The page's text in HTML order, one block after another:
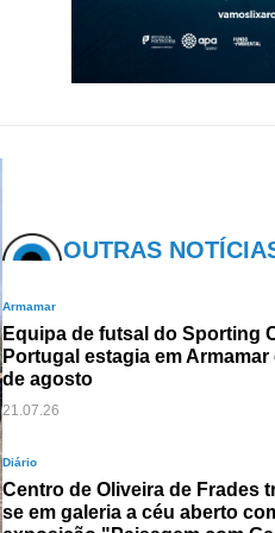
OUTRAS
Armamar
Equipa de futsal do Sporting
Portugal estagia em Armamar
de agosto
21.07.26
Diário
Centro de Oliveira de Frades
se em galeria a céu aberto